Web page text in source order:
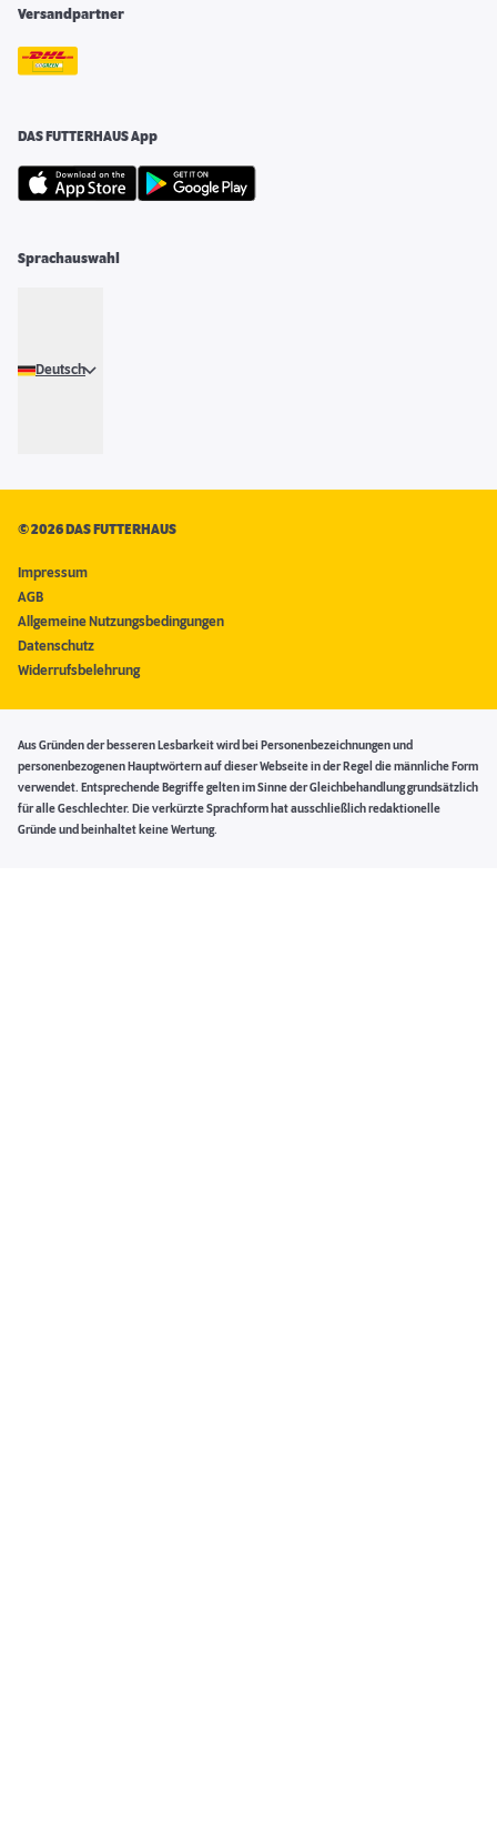
Versandpartner
DAS FUTTERHAUS App
Sprachauswahl
Deutsch
©2026 DAS FUTTERHAUS
Impressum
AGB
Allgemeine Nutzungsbedingungen
Datenschutz
Widerrufsbelehrung
Aus Gründen der besseren Lesbarkeit wird bei Personenbezeichnungen und
personenbezogenen Hauptwörtern auf dieser Webseite in der Regel die männliche Form
verwendet. Entsprechende Begriffe gelten im Sinne der Gleichbehandlung grundsätzlich
für alle Geschlechter. Die verkürzte Sprachform hat ausschließlich redaktionelle
Gründe und beinhaltet keine Wertung.